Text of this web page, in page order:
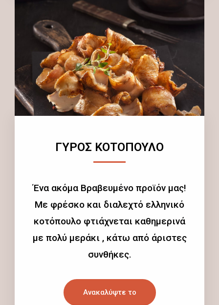
ΓΥΡΟΣ ΚΟΤΟΠΟΥΛΟ
Ένα ακόμα Βραβευμένο προϊόν μας!
Με φρέσκο και διαλεχτό ελληνικό
κοτόπουλο φτιάχνεται καθημερινά
με πολύ μεράκι , κάτω από άριστες
συνθήκες.
Ανακαλύψτε το